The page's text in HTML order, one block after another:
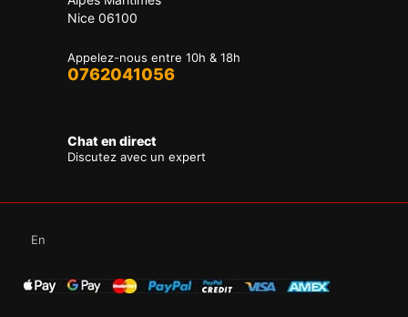
Nice 06100
Appelez-nous entre 10h & 18h
0762041056
Chat en direct
Discutez avec un expert
En